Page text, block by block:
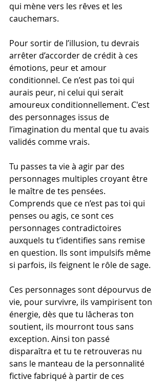
qui mène vers les rêves et les
cauchemars.
Pour sortir de l’illusion, tu devrais
arrêter d’accorder de crédit à ces
émotions, peur et amour
conditionnel. Ce n’est pas toi qui
aurais peur, ni celui qui serait
amoureux conditionnellement. C'est
des personnages issus de
l’imagination du mental que tu avais
validés comme vrais.
Tu passes ta vie à agir par des
personnages multiples croyant être
le maître de tes pensées.
Comprends que ce n’est pas toi qui
penses ou agis, ce sont ces
personnages contradictoires
auxquels tu t’identifies sans remise
en question. Ils sont impulsifs même
si parfois, ils feignent le rôle de sage.
Ces personnages sont dépourvus de
vie, pour survivre, ils vampirisent ton
énergie, dès que tu lâcheras ton
soutient, ils mourront tous sans
exception. Ainsi ton passé
disparaîtra et tu te retrouveras nu
sans le manteau de la personnalité
fictive fabriqué à partir de ces